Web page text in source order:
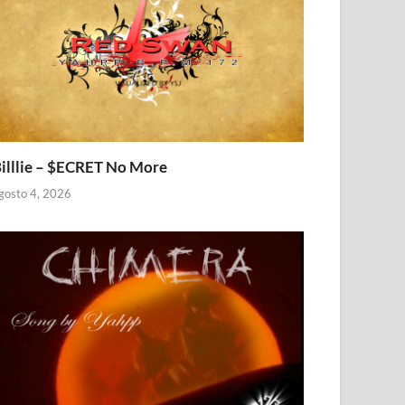
– $ECRET No More
4, 2026